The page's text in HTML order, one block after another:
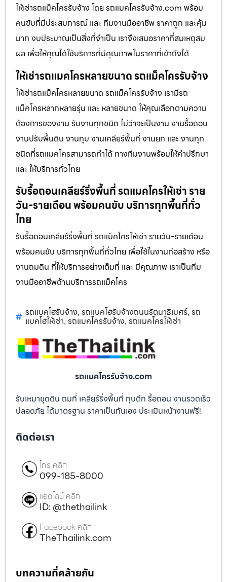
ให้เช่ารถแม็คโครรับจ้าง โดย รถแมคโครรับจ้าง.com พร้อม
คนขับที่มีประสบการณ์ และ ทีมงานมืออาชีพ ราคาถูก และคุ้ม
มาก งบประมาณเป็นสิ่งที่จำเป็น เราจึงเสนอราคาที่สมเหตุสม
ผล เพื่อให้คุณได้ใช้บริการที่มีคุณภาพในราคาที่เข้าถึงได้
ให้เช่ารถแมคโครหลายขนาด รถแม็คโครรับจ้าง
ให้เช่ารถแม็คโครหลายขนาด รถแม็คโครรับจ้าง เรามีรถ
แม็คโครหลากหลายรุ่น และ หลายขนาด ให้คุณเลือกตามความ
ต้องการของงาน รับงานทุกชนิด ไม่ว่าจะเป็นงาน งานรื้อถอน
งานปรับพื้นดิน งานทุบ งานเคลียร์พื้นที่ งานยก และ งานทุก
ชนิดที่รถแมคโครสามารถทำได้ ทางทีมงานพร้อมให้คำปรึกษา
และ ให้บริการทั่วไทย
รับรื้อถอนเคลียร์ริ่งพื้นที่ รถแมคโครให้เช่า ราย
วัน-รายเดือน พร้อมคนขับ บริการทุกพื้นที่ทั่ว
ไทย
รับรื้อถอนเคลียร์ริ่งพื้นที่ รถแม็คโครให้เช่า รายวัน-รายเดือน
พร้อมคนขับ บริการทุกพื้นที่ทั่วไทย เพื่อใช้ในงานก่อสร้าง หรือ
งานถมดิน ที่ให้บริการอย่างเต็มที่ และ มีคุณภาพ เราเป็นทีม
งานมืออาชีพด้านบริการรถแม็คโคร
รถแบคโฮรับจ้าง, รถแบคโฮรับจ้างถนนรัตนาธิเบศร์, รถ
แบคโฮให้เช่า, รถแมคโครรับจ้าง, รถแมคโครให้เช่า
รถแมคโครรับจ้าง.com
รับเหมาขุดดิน ถมที่ เคลียร์ริ่งพื้นที่ ทุบตึก รื้อถอน งานรวดเร็ว
ปลอดภัย ได้มาตรฐาน ราคาเป็นกันเอง ประเมินหน้างานฟรี!
ติดต่อเรา
โทร คลิก
099-185-8000
แอดไลน์ คลิก
ID: @thethailink
Facebook คลิก
TheThailink.com
บทความที่คล้ายกัน